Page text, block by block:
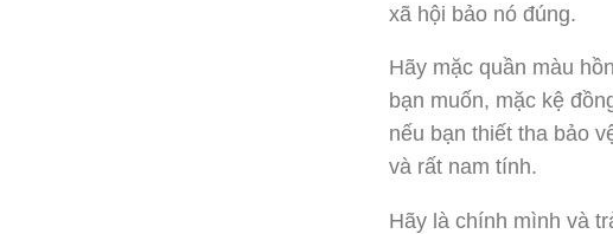
xã hội bảo nó đúng.
Hãy mặc quần màu
bạn muốn, mặc kệ
nếu bạn thiết tha bảo
và rất nam tính.
Hãy là chính mình và